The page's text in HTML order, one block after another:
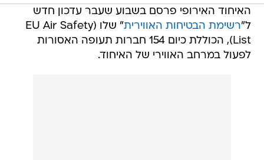
האיחוד האירופי פרסם בשבוע שעבר עדכון חדש
ל"רשימת הבטיחות האווירית
" שלו (EU Air Safety
List), הכוללת כיום 154 חברות תעופה האסורות
לפעול במרחב האווירי של האיחוד.